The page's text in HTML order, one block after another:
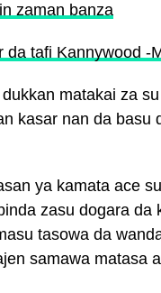
zaman banza
da tafi Kannywood -
matakai za
kasar nan da basu
ya kamata ace
zasu dogara
tasowa da
samawa matasa